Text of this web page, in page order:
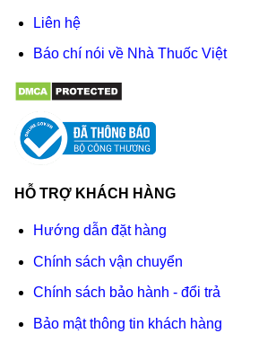
Liên hệ
Báo chí nói về Nhà Thuốc Việt
HỖ TRỢ KHÁCH HÀNG
Hướng dẫn đặt hàng
Chính sách vận chuyển
Chính sách bảo hành - đổi trả
Bảo mật thông tin khách hàng